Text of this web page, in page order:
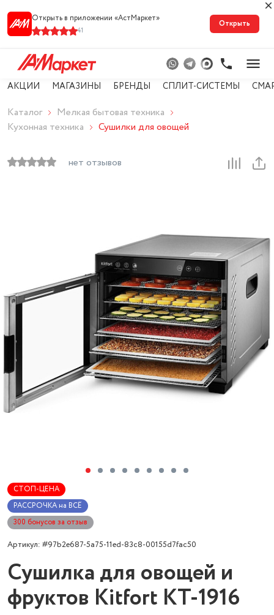
Открыть в приложении «АстМарке‪т‬»
41
Открыть
АКЦИИ МАГАЗИНЫ БРЕНДЫ СПЛИТ-СИСТЕМЫ
Каталог
Мелкая бытовая техника
Кухонная техника
Сушилки для овощей
нет отзывов
СТОП-ЦЕНА
РАССРОЧКА на ВСЁ
300 бонусов за отзыв
Артикул: #97b2e687-5a75-11ed-83c8-00155d7fac50
Сушилка для овощей и
фруктов Kitfort КТ-1916